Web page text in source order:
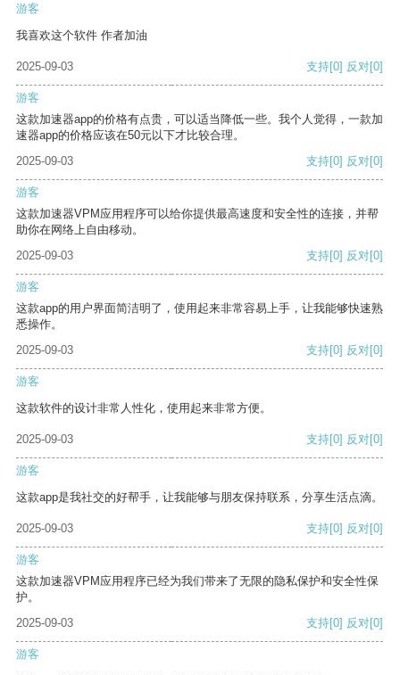
游客
我喜欢这个软件 作者加油
2025-09-03 支持[0] 反对[0]
游客
这款加速器app的价格有点贵，可以适当降低一些。我个人觉得，一款加
速器app的价格应该在50元以下才比较合理。
2025-09-03
支持[0] 反对[0]
游客
这款加速器VPM应用程序可以给你提供最高速度和安全性的连接，并帮
助你在网络上自由移动。
2025-09-03
支持[0] 反对[0]
游客
这款app的用户界面简洁明了，使用起来非常容易上手，让我能够快速熟
悉操作。
2025-09-03
支持[0] 反对[0]
游客
这款软件的设计非常人性化，使用起来非常方便。
2025-09-03 支持[0] 反对[0]
游客
这款app是我社交的好帮手，让我能够与朋友保持联系，分享生活点滴。
2025-09-03 支持[0] 反对[0]
游客
这款加速器VPM应用程序已经为我们带来了无限的隐私保护和安全性保
护。
2025-09-03
支持[0] 反对[0]
游客